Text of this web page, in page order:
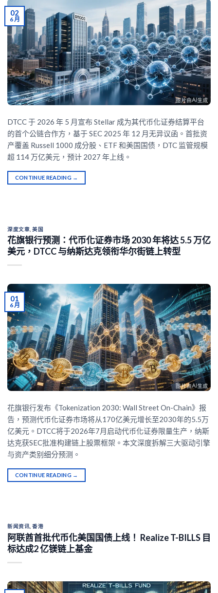
02
6 月
DTCC 于 2026 年 5 月宣布 Stellar 成为其代币化证券结算平台
的首个公链合作方，基于 SEC 2025 年 12 月无异议函。首批资
产覆盖 Russell 1000 成分股、ETF 和美国国债，DTC 监管规模
超 114 万亿美元，预计 2027 年上线。
CONTINUE READING →
深度文章 ,美国
花旗银行预测：代币化证券市场 2030 年将达 5.5 万亿
美元，DTCC 与纳斯达克领衔华尔街链上转型
01
6 月
花旗银行发布《Tokenization 2030: Wall Street On-Chain》报
告，预测代币化证券市场将从170亿美元增长至2030年的5.5万
亿美元。DTCC将于2026年7月启动代币化证券限量生产，纳斯
达克获SEC批准构建链上股票框架。本文深度拆解三大驱动引擎
与资产类别细分预测。
CONTINUE READING →
新闻资讯,香港
阿联酋首批代币化美国国债上线！ Realize T-BILLS 目
标达成2 亿镁链上基金